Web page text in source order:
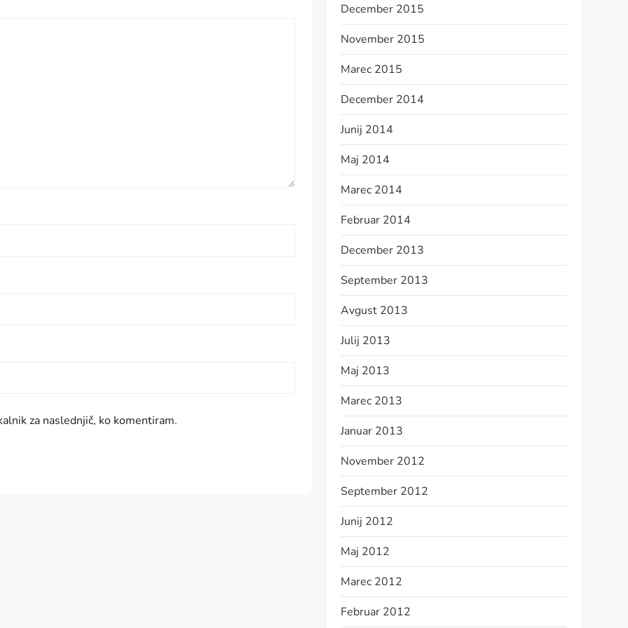
za naslednjič, ko komentiram.
December 2015
November 2015
Marec 2015
December 2014
Junij 2014
Maj 2014
Marec 2014
Februar 2014
December 2013
September 2013
Avgust 2013
Julij 2013
Maj 2013
Marec 2013
Januar 2013
November 2012
September 2012
Junij 2012
Maj 2012
Marec 2012
Februar 2012